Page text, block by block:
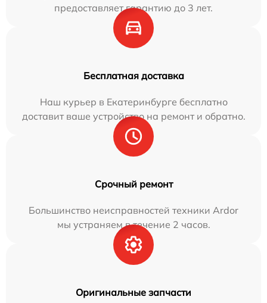
предоставляет гарантию до 3 лет.
Бесплатная доставка
Наш курьер в Екатеринбурге бесплатно
доставит ваше устройство на ремонт и обратно.
Срочный ремонт
Большинство неисправностей техники Ardor
мы устраняем в течение 2 часов.
Оригинальные запчасти